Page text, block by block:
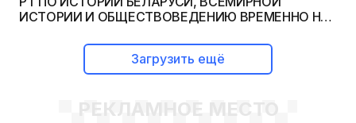
ИСТОРИИ И ОБЩЕСТВОВЕДЕНИЮ ВРЕМЕННО НЕ
Загрузить ещё
РЕКЛАМНОЕ МЕСТО